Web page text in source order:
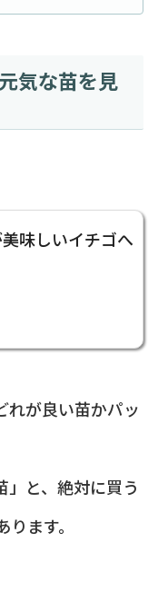
気な苗を見
味しいイチゴへ
れが良い苗かパッ
」と、絶対に買う
ます。